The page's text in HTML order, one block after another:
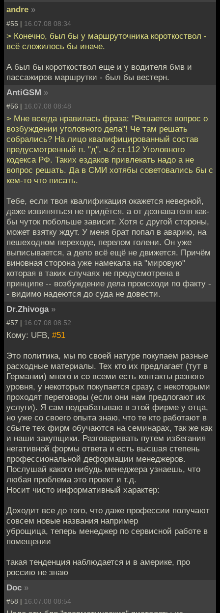
andre »
#55 | 16.07.08 08:34
> Конечно, был бы у маршруточника короткоствол -
всё сложилось бы иначе.
А был бы короткоствол еще и у водителя бмв и
пассажиров маршрутки - был бы вестерн.
AntiGSM »
#56 | 16.07.08 08:48
> Мне всегда нравилась фраза: "Решается вопрос о
возбуждении уголовного дела"! Че там решать
собрались? На лицо квалифицированный состав
предусмотренный п. "д", ч.2 ст.112 Уголовного
кодекса РФ. Таких ездаков привлекать надо а не
вопрос решать. Да в СМИ хотябы советовались бы с
кем-то что писать.
Тебе, если твоя квалификация окажется неверной,
даже извиняться не придётся. а от дознавателя как-
бы чуток побольше зависит. Хотя с другой стороны,
может взятку ждут. У меня брат попал в аварию, на
пешеходном переходе, перелом голени. Он уже
выписывается, а дело всё ещё не движется. Причём
виновная сторона уже намекала на "мировую"
которая в таких случаях не предусмотрена в
принципе -- возбуждение дела происходи по факту -
- видимо надеются до суда не довести.
Dr.Zhivoga »
#57 | 16.07.08 08:52
Кому: UFB, #51
Это политика, мы по своей натуре покупаем разные
расходные материалы. Тех кто их предлагает (тут в
Германии) много и со всеми есть контакты разного
уровня, у некоторых покупается сразу, с некоторыми
проходят переговоры (если они нам предлогают их
услуги). Я сам подрабатываю в этой фирме у отца,
но уже со своего опыта знаю, что те кто работают в
сбыте тех фирм обучаются на семинарах, так же как
и наши закупщики. Разговаривать путем избегания
негативной формы ответа и есть высшая степень
профессиональной деформации менеджеров.
Послушай какого нибудь менеджера узнаешь, что
любая проблема это проект и т.д.
Носит чисто информативный характер:
Доходит все до того, что даже профессии получают
совсем новые названия например
уброщица, теперь менеджер по сервисной работе в
помещении
такая тенденция наблюдается и в америке, про
россию не знаю
Doc »
#58 | 16.07.08 08:54